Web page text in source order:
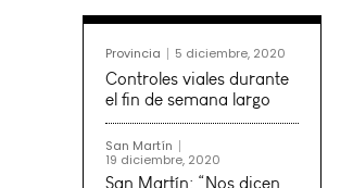
Provincia 5 diciembre, 2020
Controles viales durante
el fin de semana largo
San Martín
19 diciembre, 2020
San Martín: “Nos dicen